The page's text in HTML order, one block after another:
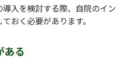
入を検討する際、自院のイン
おく必要があります。
ある